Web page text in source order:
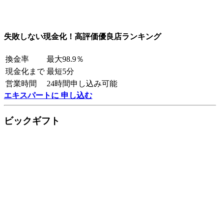
失敗しない現金化！高評価優良店ランキング
換金率
最大98.9％
現金化まで 最短5分
営業時間
24時間申し込み可能
エキスパートに 申し込む
ビックギフト